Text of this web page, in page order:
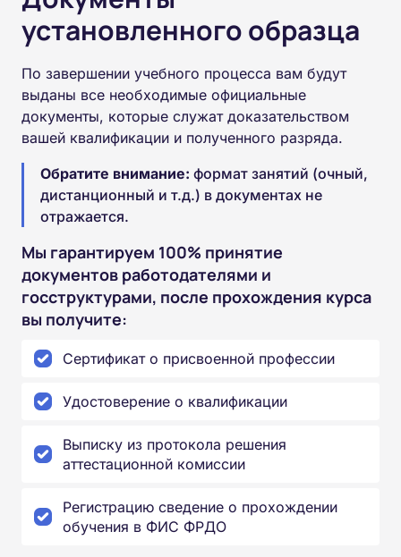
установленного образца
По завершении учебного процесса вам будут
выданы все необходимые официальные
документы, которые служат доказательством
вашей квалификации и полученного разряда.
Обратите внимание: формат занятий (очный,
дистанционный и т.д.) в документах не
отражается.
Мы гарантируем 100% принятие
документов работодателями и
госструктурами, после прохождения курса
вы получите:
Сертификат о присвоенной профессии
Удостоверение о квалификации
Выписку из протокола решения
аттестационной комиссии
Регистрацию сведение о прохождении
обучения в ФИС ФРДО